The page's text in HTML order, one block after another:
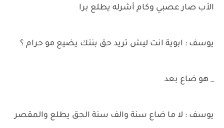
الأب صار عصبي وكام أشرله يطلع برا
يوسف : ابوية انت ليش تريد حق بنتك يضيع مو حرام ؟
_ هو ضاع بعد
يوسف : لا ما ضاع سنة والف سنة الحق يطلع والمقصر